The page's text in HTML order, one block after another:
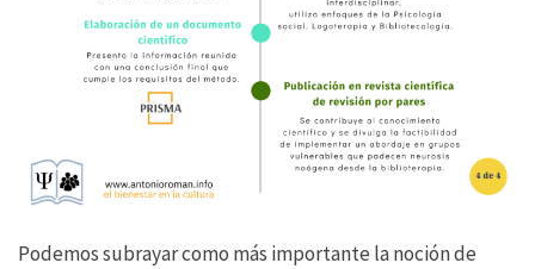
Podemos subrayar como más importante la noción de